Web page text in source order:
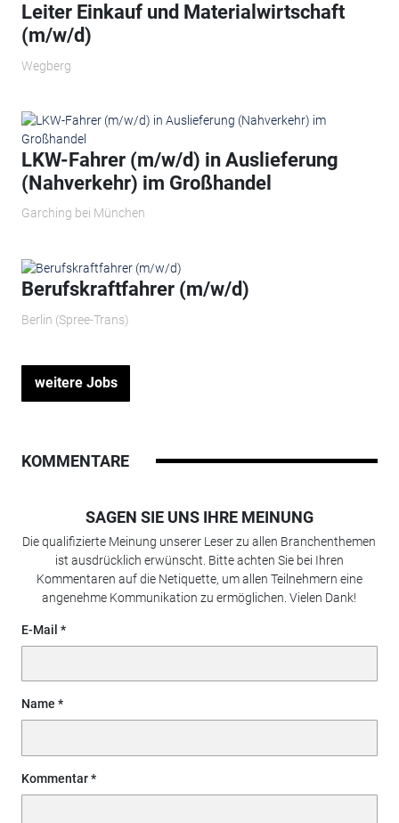
Leiter Einkauf und Materialwirtschaft
(m/w/d)
Wegberg
LKW-Fahrer (m/w/d) in Auslieferung
(Nahverkehr) im Großhandel
Garching bei München
Berufskraftfahrer (m/w/d)
Berlin (Spree-Trans)
weitere Jobs
KOMMENTARE
SAGEN SIE UNS IHRE MEINUNG
Die qualifizierte Meinung unserer Leser zu allen Branchenthemen
ist ausdrücklich erwünscht. Bitte achten Sie bei Ihren
Kommentaren auf die Netiquette, um allen Teilnehmern eine
angenehme Kommunikation zu ermöglichen. Vielen Dank!
E-Mail
Name
Kommentar